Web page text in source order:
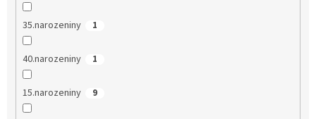
35.narozeniny 1
40.narozeniny 1
15.narozeniny 9